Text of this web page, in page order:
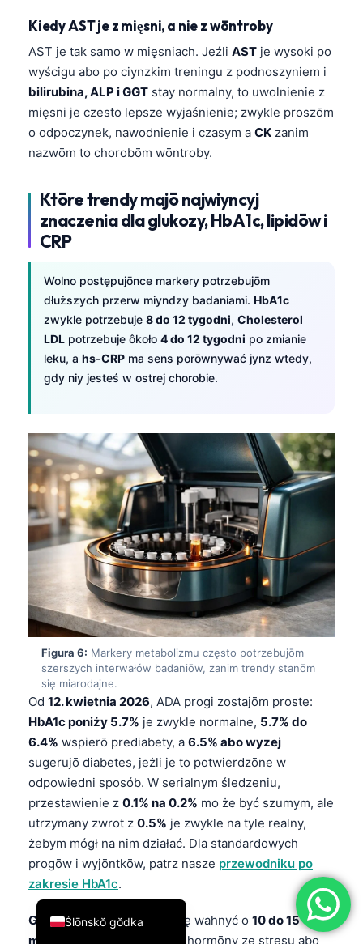
Kiedy AST je z mięsni, a nie z wōntroby
AST je tak samo w mięsniach. Jeźli AST je wysoki po
wyścigu abo po ciynzkim treningu z podnoszyniem i
bilirubina, ALP i GGT stay normalny, to uwolnienie z
mięsni je czesto lepsze wyjaśnienie; zwykle proszōm
o odpoczynek, nawodnienie i czasym a CK zanim
nazwōm to chorobōm wōntroby.
Ktōre trendy majō najwiyncyj
znaczenia dla glukozy, HbA1c, lipidōw i
CRP
Wolno postępujōnce markery potrzebujōm
dłuższych przerw miyndzy badaniami. HbA1c
zwykle potrzebuje 8 do 12 tygodni, Cholesterol
LDL potrzebuje ôkoło 4 do 12 tygodni po zmianie
leku, a hs-CRP ma sens porōwnywać jynz wtedy,
gdy niy jesteś w ostrej chorobie.
Figura 6: Markery metabolizmu często potrzebujōm
szerszych interwałów badaniōw, zanim trendy stanōm
się miarodajne.
Od 12. kwietnia 2026, ADA progi zostajōm proste:
HbA1c poniży 5.7% je zwykle normalne, 5.7% do
6.4% wspierō prediabety, a 6.5% abo wyzej
sugerujō diabetes, jeżli je to potwierdzōne w
odpowiedni sposób. W serialnym śledzeniu,
przestawienie z 0.1% na 0.2% mo że być szumym, ale
utrzymany zwrot z 0.5% je zwykle na tyle realny,
żebym mógł na nim działać. Dla standardowych
progōw i wyjōntkōw, patrz nasze przewodniku po
zakresie HbA1c.
Glukoza na czczomo że się wahnyć o 10 do 15
mg/dL
przez straty ze snu, hormōny ze stresu abo
Ślōnskŏ gŏdka
Deutsch
العربية
עִבְרִית
Italiano
Español
Português
Ελληνικά
Türkçe
Română
简体中文
فارسی
Български
Dansk
Nederlands
हिन्दी
Bahasa Indonesia
Íslenska
Српски језик
Svenska
Bosanski
Azərbaycan dili
日本語
Čeština
Русский
Lietuvių kalba
Polski
한국어